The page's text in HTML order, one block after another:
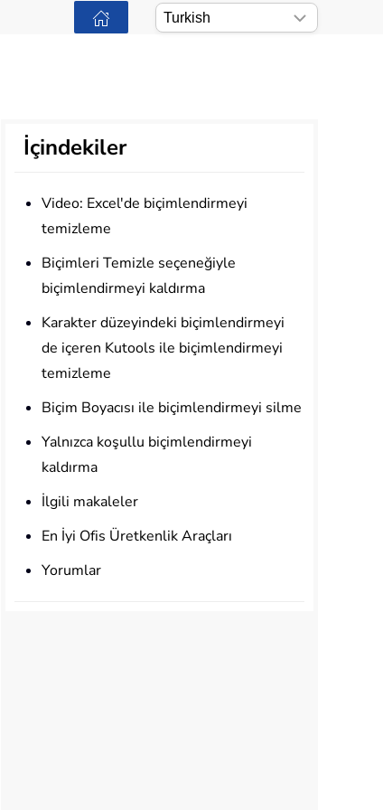
İçindekiler
Video: Excel'de biçimlendirmeyi
temizleme
Biçimleri Temizle seçeneğiyle
biçimlendirmeyi kaldırma
Karakter düzeyindeki biçimlendirmeyi
de içeren Kutools ile biçimlendirmeyi
temizleme
Biçim Boyacısı ile biçimlendirmeyi silme
Yalnızca koşullu biçimlendirmeyi
kaldırma
İlgili makaleler
En İyi Ofis Üretkenlik Araçları
Yorumlar